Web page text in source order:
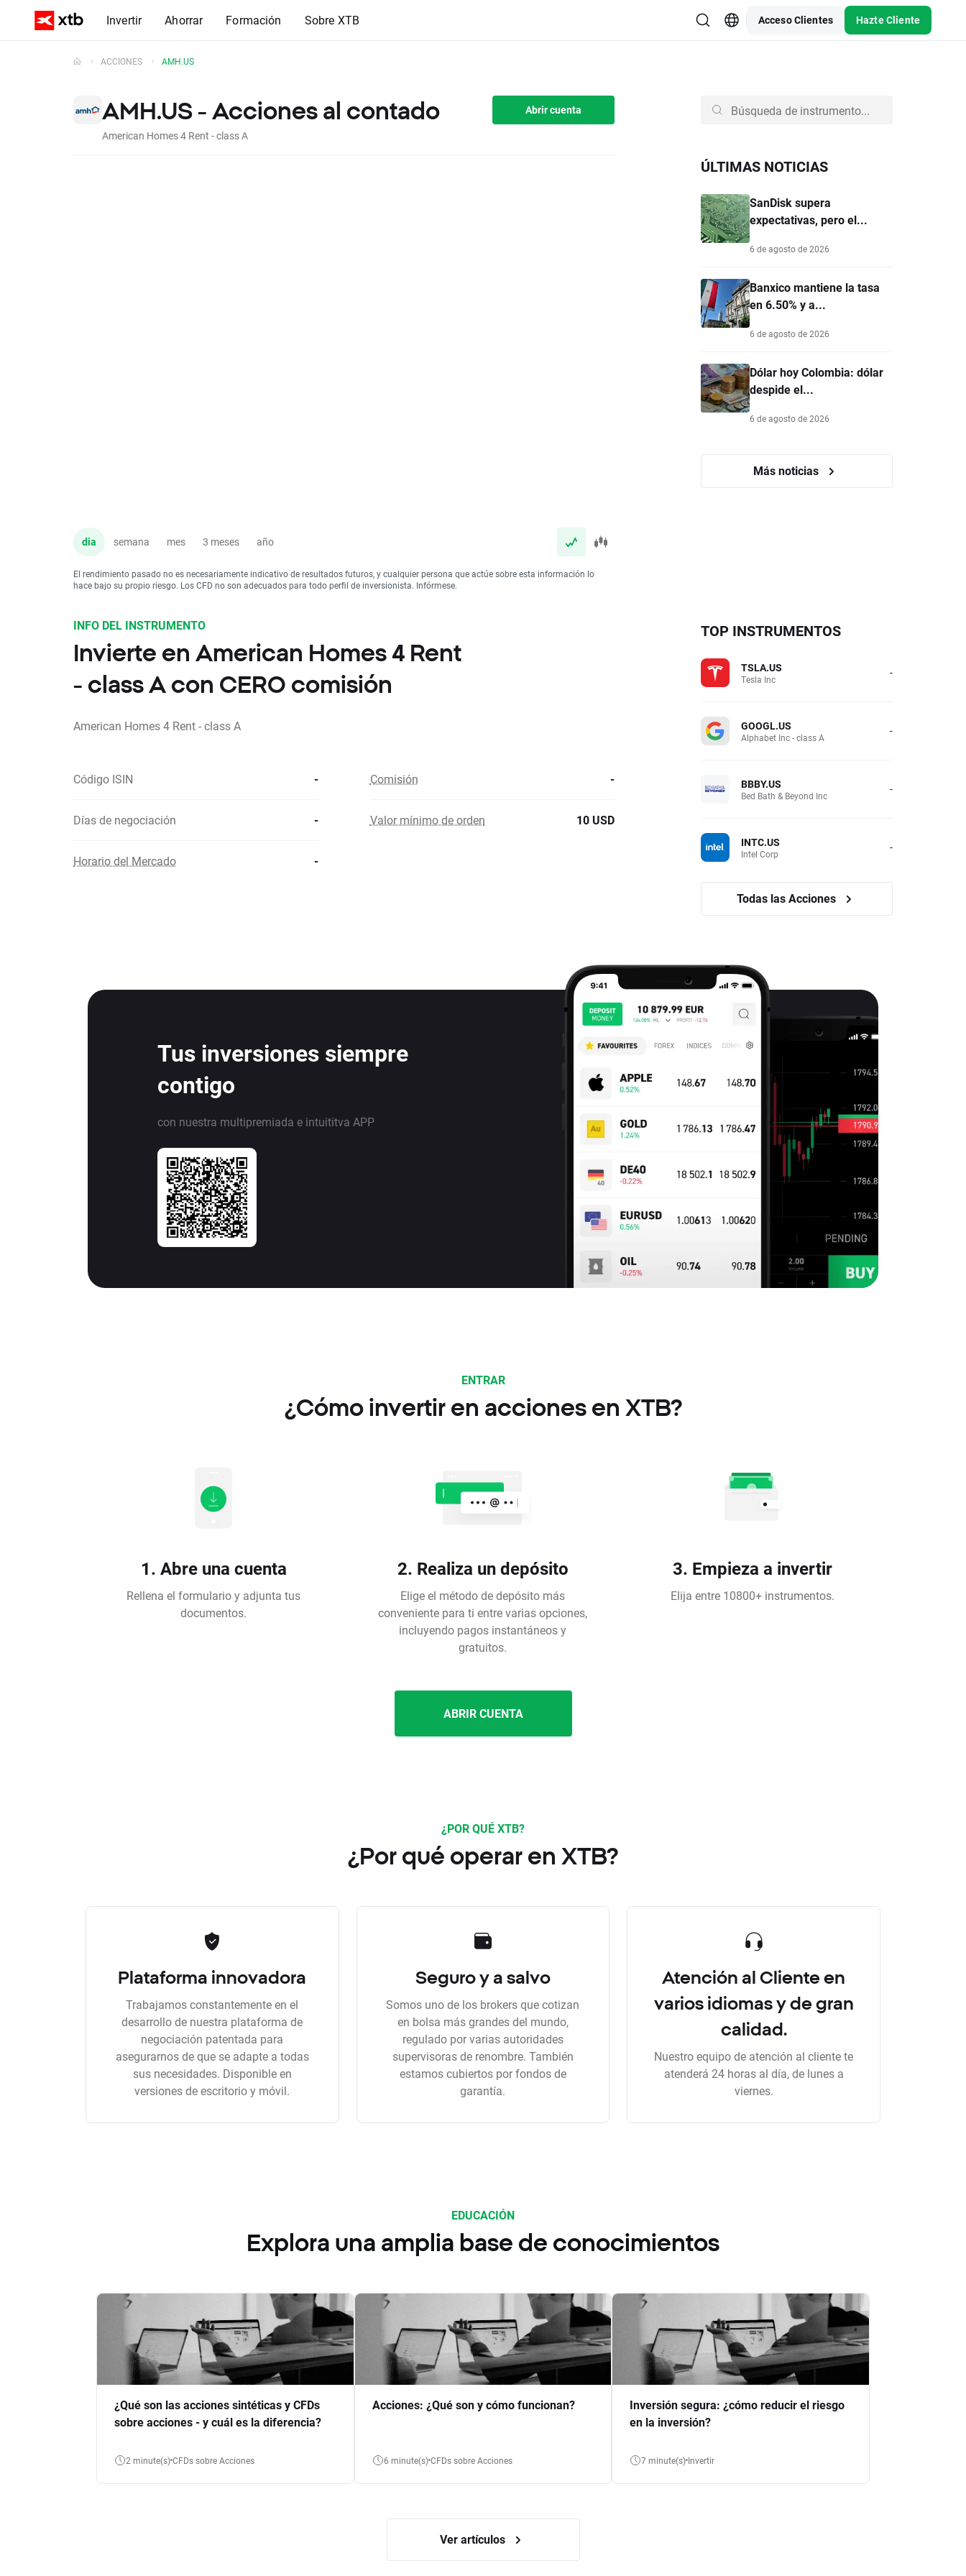
Invertir Ahorrar Formación Sobre XTB Acceso Clientes Hazte Cliente
ACCIONES AMH.US
AMH.US - Acciones al contado
American Homes 4 Rent - class A
Abrir cuenta
dia semana mes 3 meses año
El rendimiento pasado no es necesariamente indicativo de resultados futuros, y cualquier persona que actúe sobre esta información lo
hace bajo su propio riesgo. Los CFD no son adecuados para todo perfil de inversionista. Infórmese.
ÚLTIMAS NOTICIAS
SanDisk supera
expectativas, pero el...
6 de agosto de 2026
Banxico mantiene la tasa
en 6.50% y a...
6 de agosto de 2026
Dólar hoy Colombia: dólar
despide el...
6 de agosto de 2026
Más noticias
INFO DEL INSTRUMENTO
Invierte en American Homes 4 Rent
- class A con CERO comisión
American Homes 4 Rent - class A
Código ISIN - Comisión -
Días de negociación - Valor mínimo de orden 10 USD
Horario del Mercado -
TOP INSTRUMENTOS
TSLA.US
Tesla Inc -
GOOGL.US
Alphabet Inc - class A -
BBBY.US
Bed Bath & Beyond Inc -
INTC.US
Intel Corp -
Todas las Acciones
Tus inversiones siempre
contigo
con nuestra multipremiada e intuititva APP
ENTRAR
¿Cómo invertir en acciones en XTB?
1. Abre una cuenta
Rellena el formulario y adjunta tus
documentos.
2. Realiza un depósito
Elige el método de depósito más
conveniente para ti entre varias opciones,
incluyendo pagos instantáneos y
gratuitos.
3. Empieza a invertir
Elija entre 10800+ instrumentos.
ABRIR CUENTA
¿POR QUÉ XTB?
¿Por qué operar en XTB?
Plataforma innovadora
Trabajamos constantemente en el
desarrollo de nuestra plataforma de
negociación patentada para
asegurarnos de que se adapte a todas
sus necesidades. Disponible en
versiones de escritorio y móvil.
Seguro y a salvo
Somos uno de los brokers que cotizan
en bolsa más grandes del mundo,
regulado por varias autoridades
supervisoras de renombre. También
estamos cubiertos por fondos de
garantía.
Atención al Cliente en
varios idiomas y de gran
calidad.
Nuestro equipo de atención al cliente te
atenderá 24 horas al día, de lunes a
viernes.
EDUCACIÓN
Explora una amplia base de conocimientos
¿Qué son las acciones sintéticas y CFDs
sobre acciones - y cuál es la diferencia?
2 minute(s) CFDs sobre Acciones
Acciones: ¿Qué son y cómo funcionan?
6 minute(s) CFDs sobre Acciones
Inversión segura: ¿cómo reducir el riesgo
en la inversión?
7 minute(s) Invertir
Ver artículos